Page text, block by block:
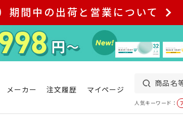
期間中の出荷と営業について
メーカー 注文履歴 マイページ
人気キーワード：